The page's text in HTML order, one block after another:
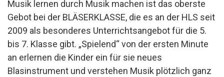
Musik lernen durch Musik machen ist das oberste
Gebot bei der BLÄSERKLASSE, die es an der HLS seit
2009 als besonderes Unterrichtsangebot für die 5.
bis 7. Klasse gibt. „Spielend“ von der ersten Minute
an erlernen die Kinder ein für sie neues
Blasinstrument und verstehen Musik plötzlich ganz